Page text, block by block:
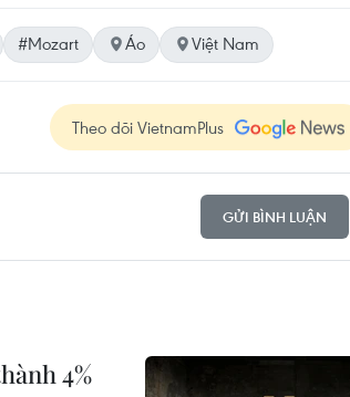
#Mozart Áo Việt Nam
Theo dõi VietnamPlus
GỬI BÌNH LUẬN
4%